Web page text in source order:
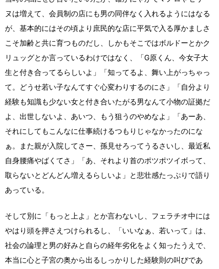
ヌは増えて、会員制の店にも男の同伴なく入れるようにはなる
が、基本的にはその頃より庶民的な店に平気で入る厚かましさ
こそ加齢と共に育つものだし、しかもそこではボルドーとかク
リュッグとか言っているわけではなく、「G原くん、今女子大
生と付き合ってるらしいよ」「知ってるよ、舞い上がっちゃっ
て。どうせ若い子なんてすぐ心変わりするのにさ」「自分より
経験も知識も少ない女と付き合いたがる男なんて小物の証拠だ
よ、出世しないよ、あいつ、もう狙うのやめなよ」「あーあ、
それにしてもこんなに仕事続けるつもりじゃなかったのにな
ぁ。また親が入院してさー、孫見せろってうるさいし、最近私
自身腰痛やばくてさ」「あ、それより首のポツポツイボって、
取らないとどんどん増えるらしいよ」と悲壮感たっぷりで語り
あっている。
そして別に「もっと上よ」とか言わないし、フェラチオ中には
やはり頭を押さえつけられるし、「いいなぁ、若いって」は、
社会の論理と男の好みと自らの経年劣化をよく知ったうえで、
本当に心と子宮の奥から出るしっかりした経験則の叫びであ